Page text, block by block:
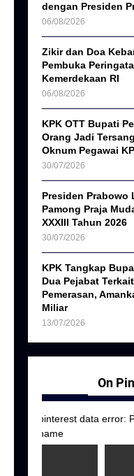
dengan Presiden
06/08/2026
Zikir dan Doa
Pembuka
Kemerdekaan RI
06/08/2026
KPK OTT Bupati
Orang Jadi
Oknum Pegawai
30/07/2026
Presiden Prabowo
Pamong Praja
XXXIII Tahun 2026
30/07/2026
KPK Tangkap
Dua Pejabat
Pemerasan,
Miliar
13/07/2026
On
pinterest data error:
name